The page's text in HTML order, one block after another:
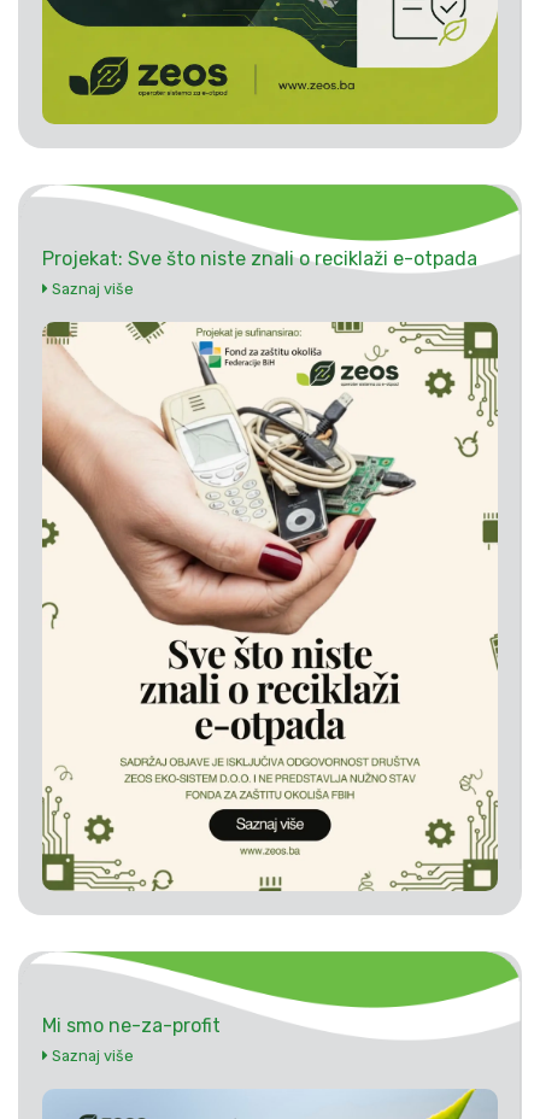
Projekat: Sve što niste znali o reciklaži e-otpada
Saznaj više
Mi smo ne-za-profit
Saznaj više